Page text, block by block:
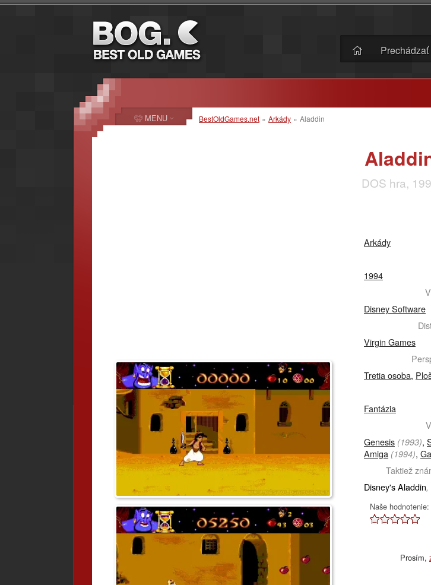
BestOldGames.net » Arkády » Aladdin
DOS hra,
Arkády
1994
Disney Software
Virgin Games
Tretia osoba,
Fantázia
Genesis (1993),
Amiga (1994),
Taktiež
Disney's Aladdin,
Naše hodnotenie:
Prosím,
MENU